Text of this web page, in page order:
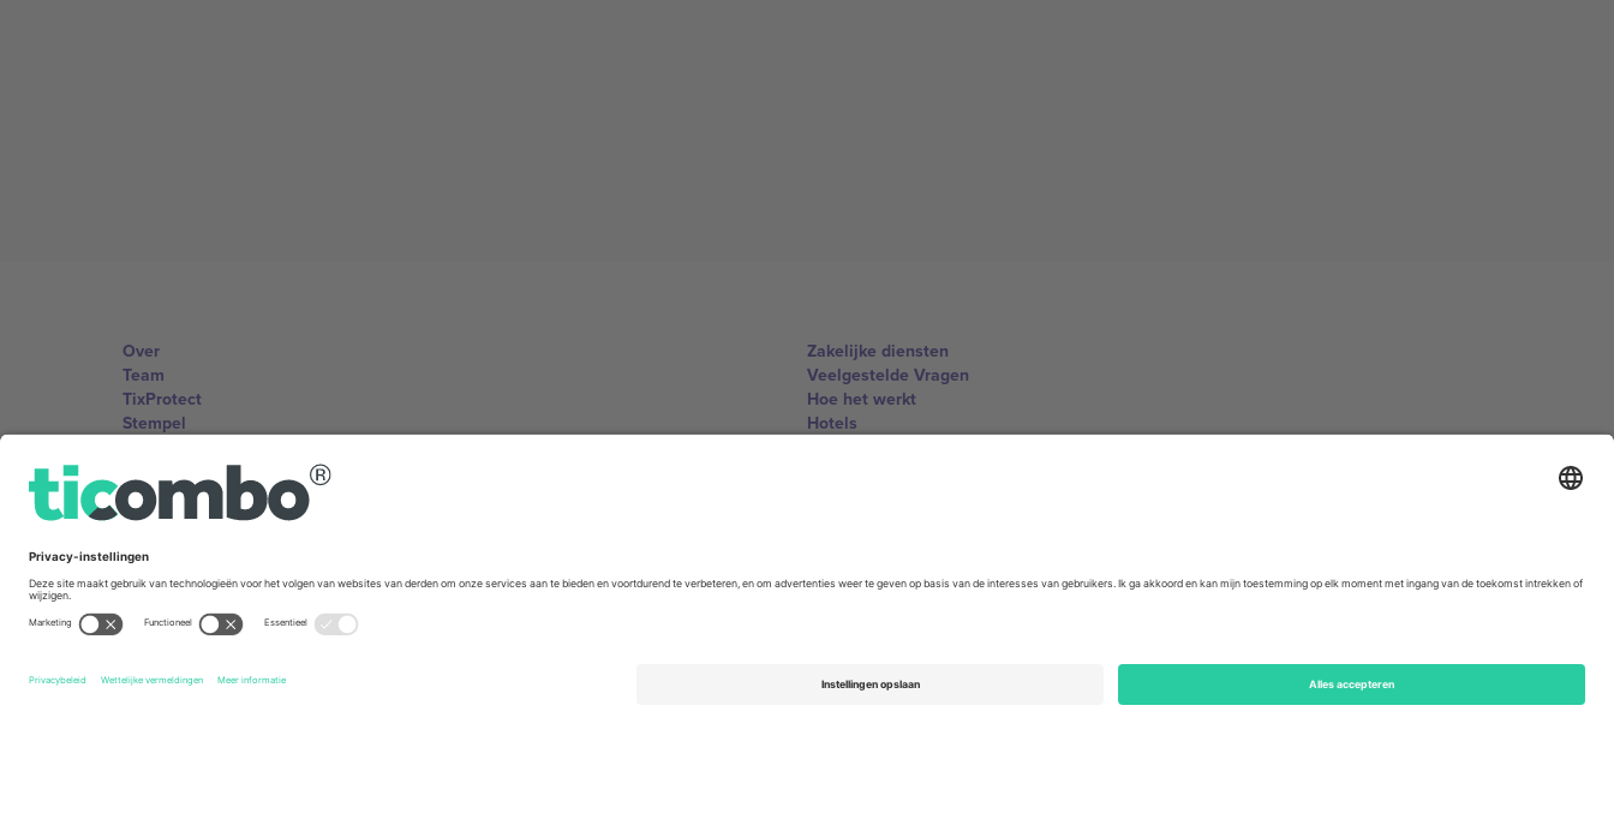
Over
Team
TixProtect
Stempel
Affiliate programma
Zakelijke diensten
Veelgestelde Vragen
Hoe het werkt
Hotels